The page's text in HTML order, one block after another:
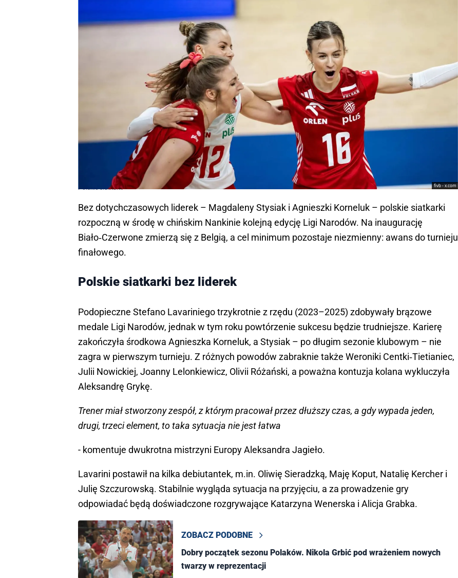
fivb - x.com
Polskie siatkarki
Bez dotychczasowych liderek – Magdaleny Stysiak i Agnieszki Korneluk – polskie siatkarki
rozpoczną w środę w chińskim Nankinie kolejną edycję Ligi Narodów. Na inaugurację
Biało‑Czerwone zmierzą się z Belgią, a cel minimum pozostaje niezmienny: awans do turnieju
finałowego.
Polskie siatkarki bez liderek
Podopieczne Stefano Lavariniego trzykrotnie z rzędu (2023–2025) zdobywały brązowe
medale Ligi Narodów, jednak w tym roku powtórzenie sukcesu będzie trudniejsze. Karierę
zakończyła środkowa Agnieszka Korneluk, a Stysiak – po długim sezonie klubowym – nie
zagra w pierwszym turnieju. Z różnych powodów zabraknie także Weroniki Centki‑Tietianiec,
Julii Nowickiej, Joanny Lelonkiewicz, Olivii Różański, a poważna kontuzja kolana wykluczyła
Aleksandrę Grykę.
Trener miał stworzony zespół, z którym pracował przez dłuższy czas, a gdy wypada jeden,
drugi, trzeci element, to taka sytuacja nie jest łatwa
- komentuje dwukrotna mistrzyni Europy Aleksandra Jagieło.
Lavarini postawił na kilka debiutantek, m.in. Oliwię Sieradzką, Maję Koput, Natalię Kercher i
Julię Szczurowską. Stabilnie wygląda sytuacja na przyjęciu, a za prowadzenie gry
odpowiadać będą doświadczone rozgrywające Katarzyna Wenerska i Alicja Grabka.
ZOBACZ PODOBNE
Dobry początek sezonu Polaków. Nikola Grbić pod wrażeniem nowych
twarzy w reprezentacji